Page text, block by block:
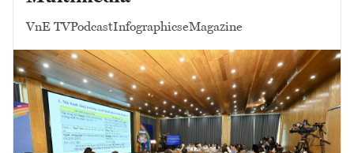
VnE TVPodcastInfographicseMagazine